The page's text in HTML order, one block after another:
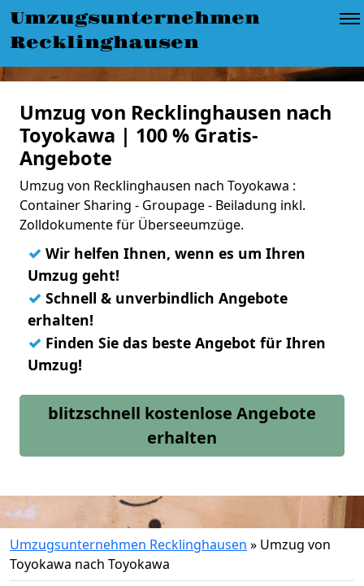
Umzugsunternehmen
Recklinghausen
Umzug von Recklinghausen nach
Toyokawa | 100 % Gratis-
Angebote
Umzug von Recklinghausen nach Toyokawa :
Container Sharing - Groupage - Beiladung inkl.
Zolldokumente für Überseeumzüge.
✓ Wir helfen Ihnen, wenn es um Ihren
Umzug geht!
✓ Schnell & unverbindlich Angebote
erhalten!
✓ Finden Sie das beste Angebot für Ihren
Umzug!
blitzschnell kostenlose Angebote
erhalten
Umzugsunternehmen Recklinghausen » Umzug von
Toyokawa nach Toyokawa